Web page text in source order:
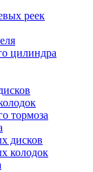
реек
цилиндра
тормоза
дисков
колодок